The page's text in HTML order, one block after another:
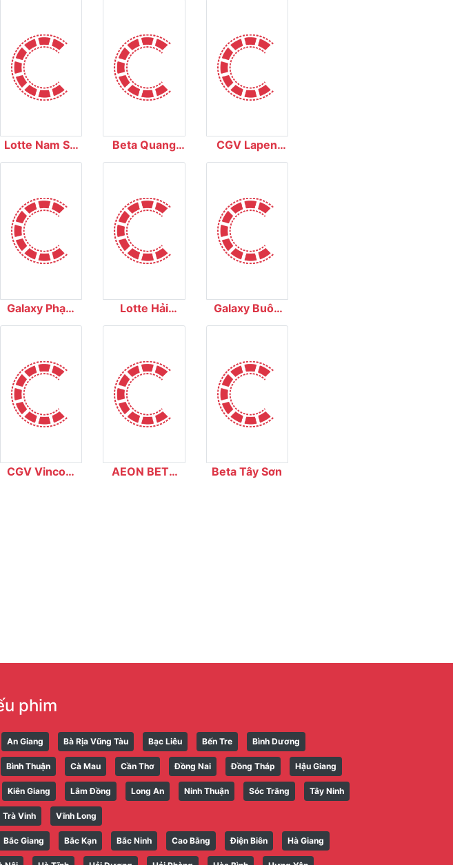
Lotte Nam Sài
Gòn
Beta Quang
Trung
CGV Lapen
Center Vũng
Galaxy Phạm
Văn Chí
Lotte Hải
Dương
Galaxy Buôn
Ma Thuột
CGV Vincom
AEON BETA
Beta Tây Sơn
phim
An Giang Bà Rịa Vũng Tàu Bạc Liêu Bến Tre Bình Dương
Bình Thuận Cà Mau Cần Thơ Đồng Nai Đồng Tháp Hậu Giang
Kiên Giang Lâm Đồng Long An Ninh Thuận Sóc Trăng Tây Ninh
Trà Vinh Vĩnh Long
Bắc Giang Bắc Kạn Bắc Ninh Cao Bằng Điện Biên Hà Giang